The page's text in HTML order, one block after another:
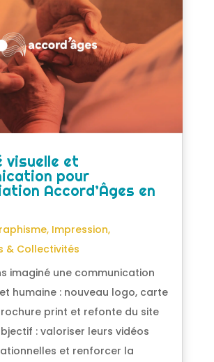
visuelle et
pour
Accord’Âges en
, Impression,
& Collectivités
imaginé une communication
humaine : nouveau logo, carte
print et refonte du site
: valoriser leurs vidéos
et renforcer la